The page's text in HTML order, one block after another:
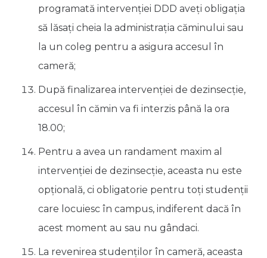
programată intervenției DDD aveți obligația
să lăsați cheia la administrația căminului sau
la un coleg pentru a asigura accesul în
cameră;
După finalizarea intervenției de dezinsecție,
accesul în cămin va fi interzis până la ora
18.00;
Pentru a avea un randament maxim al
intervenției de dezinsecție, aceasta nu este
opțională, ci obligatorie pentru toți studenții
care locuiesc în campus, indiferent dacă în
acest moment au sau nu gândaci.
La revenirea studenților în cameră, aceasta